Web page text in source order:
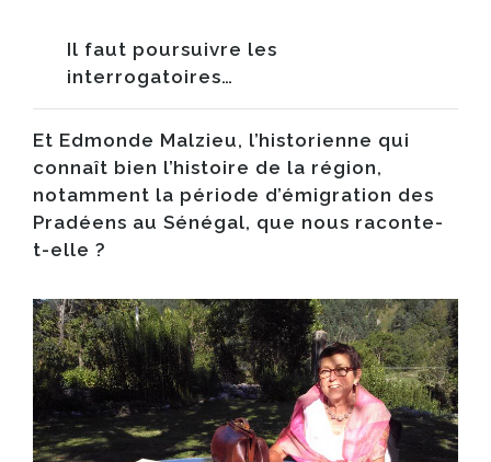
Il faut poursuivre les
interrogatoires…
Et Edmonde Malzieu, l’historienne qui
connaît bien l’histoire de la région,
notamment la période d’émigration des
Pradéens au Sénégal, que nous raconte-
t-elle ?​